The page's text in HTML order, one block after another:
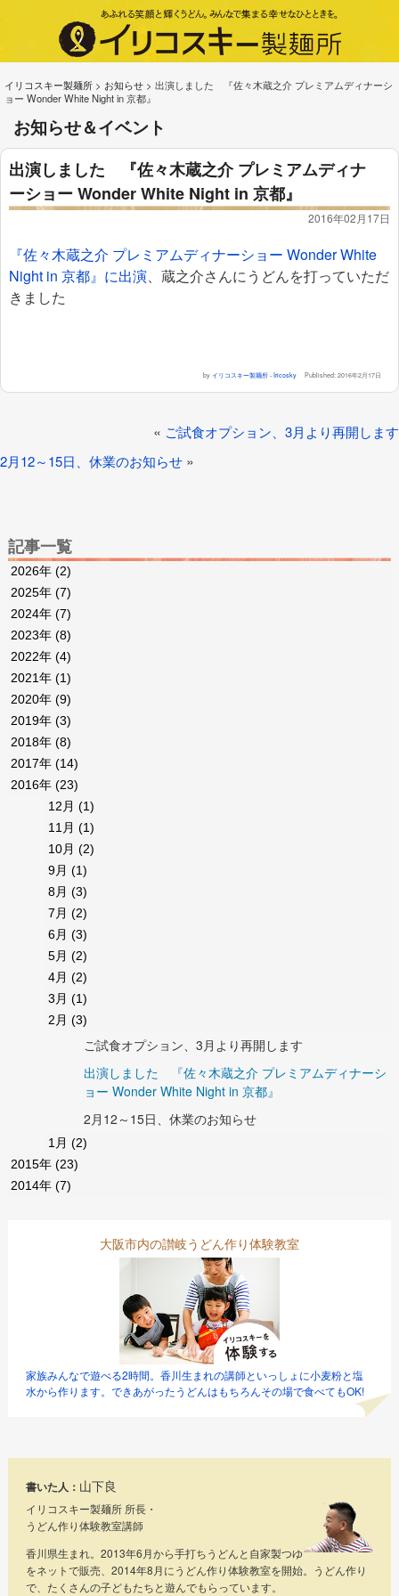
イリコスキー製麺所 > お知らせ > 出演しました 『佐々木蔵之介 プレミアムディナーシ
ョー Wonder White Night in 京都』
お知らせ＆イベント
出演しました 『佐々木蔵之介 プレミアムディナ
ーショー Wonder White Night in 京都』
2016年02月17日
『佐々木蔵之介 プレミアムディナーショー Wonder White
Night in 京都』に出演、蔵之介さんにうどんを打っていただ
きました
by イリコスキー製麺所 - Iricosky Published:2016年2月17日
« ご試食オプション、3月より再開します
2月12～15日、休業のお知らせ »
記事一覧
2026年 (2)
2025年 (7)
2024年 (7)
2023年 (8)
2022年 (4)
2021年 (1)
2020年 (9)
2019年 (3)
2018年 (8)
2017年 (14)
2016年 (23)
12月(1)
11月(1)
10月(2)
9月(1)
8月(3)
7月(2)
6月(3)
5月(2)
4月(2)
3月(1)
2月(3)
ご試食オプション、3月より再開します
出演しました 『佐々木蔵之介 プレミアムディナーシ
ョー Wonder White Night in 京都』
2月12～15日、休業のお知らせ
1月(2)
2015年 (23)
2014年 (7)
大阪市内の讃岐うどん作り体験教室
家族みんなで遊べる2時間。香川生まれの講師といっしょに小麦粉と塩
水から作ります。できあがったうどんはもちろんその場で食べてもOK!
書いた人： 山下良
イリコスキー製麺所 所長・
うどん作り体験教室講師
香川県生まれ。2013年6月から手打ちうどんと自家製つゆ
をネットで販売、2014年8月にうどん作り体験教室を開始。うどん作り
で、たくさんの子どもたちと遊んでもらっています。